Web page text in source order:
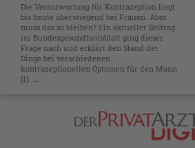
Die Verantwortung für Kontrazeption liegt
bis heute überwiegend bei Frauen. Aber
muss das so bleiben? Ein aktueller Beitrag
im Bundesgesundheitsblatt ging dieser
Frage nach und erklärt den Stand der
Dinge bei verschiedenen
kontrazeptionellen Optionen für den Mann
[1]. ...